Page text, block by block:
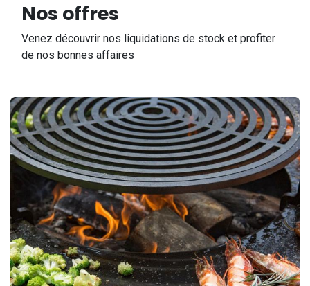
Nos offres
Venez découvrir nos liquidations de stock et profiter
de nos bonnes affaires